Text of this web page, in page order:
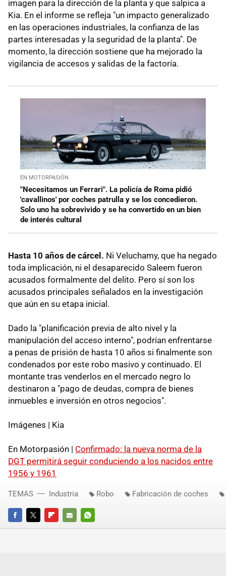
imagen para la dirección de la planta y que salpica a
Kia. En el informe se refleja "un impacto generalizado
en las operaciones industriales, la confianza de las
partes interesadas y la seguridad de la planta". De
momento, la dirección sostiene que ha mejorado la
vigilancia de accesos y salidas de la factoría.
EN MOTORPASIÓN
"Necesitamos un Ferrari". La policía de Roma pidió
'cavallinos' por coches patrulla y se los concedieron.
Solo uno ha sobrevivido y se ha convertido en un bien
de interés cultural
Hasta 10 años de cárcel. Ni Veluchamy, que ha negado
toda implicación, ni el desaparecido Saleem fueron
acusados formalmente del delito. Pero sí son los
acusados principales señalados en la investigación
que aún en su etapa inicial.
Dado la "planificación previa de alto nivel y la
manipulación del acceso interno", podrían enfrentarse
a penas de prisión de hasta 10 años si finalmente son
condenados por este robo masivo y continuado. El
montante tras venderlos en el mercado negro lo
destinaron a "pago de deudas, compra de bienes
inmuebles e inversión en otros negocios".
Imágenes | Kia
En Motorpasión | Confirmado: la nueva norma de la
DGT permitirá seguir conduciendo a los nacidos entre
1956 y 1961
FACEBOOKTWITTERFLIPBOARD
E-
WHATSAPP
TEMAS Industria Robo Fabricación de coches